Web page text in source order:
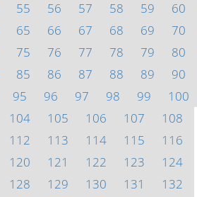
55 56 57 58 59
60
65 66 67 68 69
70
75 76 77 78 79
80
85 86 87 88 89
90
95 96 97 98 99
100
104 105 106 107
108
112 113 114 115
116
120 121 122 123
124
128 129 130 131
132